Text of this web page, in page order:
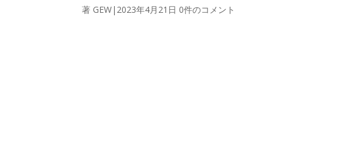
著 GEW| 2023年4月21 日 0件のコメント